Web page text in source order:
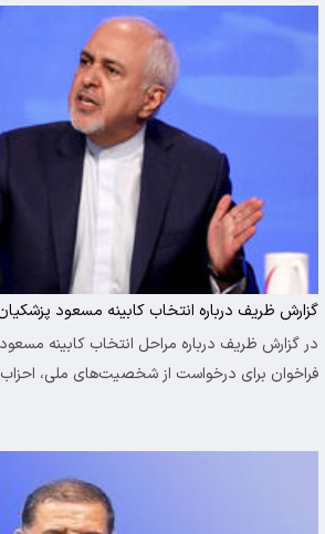
گزارش ظریف درباره انتخاب کابینه مسعود
در گزارش ظریف درباره مراحل انتخاب کابینه
فراخوان برای درخواست از شخصیت‌های ملی،